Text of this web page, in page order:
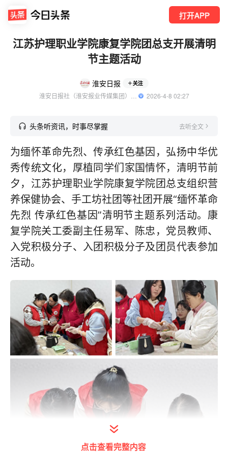
打开APP
江苏护理职业学院康复学院团总支开展清明
节主题活动
淮安日报 关注
  2026-4-8 02:27
头条听资讯，时事尽掌握 去听全文
为缅怀革命先烈、传承红色基因，弘扬中华优
秀传统文化，厚植同学们家国情怀，清明节前
夕，江苏护理职业学院康复学院团总支组织营
养保健协会、手工坊社团等社团开展“缅怀革命
先烈 传承红色基因”清明节主题系列活动。康
复学院关工委副主任易军、陈忠，党员教师、
入党积极分子、入团积极分子及团员代表参加
活动。
点击查看完整内容